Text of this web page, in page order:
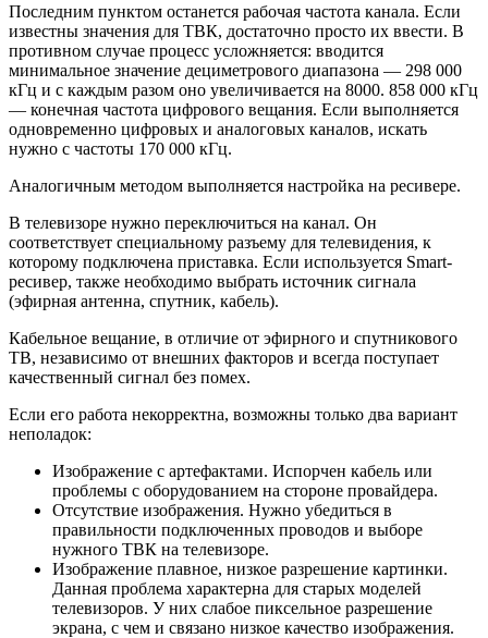
Последним пунктом останется рабочая частота канала. Если
известны значения для ТВК, достаточно просто их ввести. В
противном случае процесс усложняется: вводится
минимальное значение дециметрового диапазона — 298 000
кГц и с каждым разом оно увеличивается на 8000. 858 000 кГц
— конечная частота цифрового вещания. Если выполняется
одновременно цифровых и аналоговых каналов, искать
нужно с частоты 170 000 кГц.
Аналогичным методом выполняется настройка на ресивере.
В телевизоре нужно переключиться на канал. Он
соответствует специальному разъему для телевидения, к
которому подключена приставка. Если используется Smart-
ресивер, также необходимо выбрать источник сигнала
(эфирная антенна, спутник, кабель).
Кабельное вещание, в отличие от эфирного и спутникового
ТВ, независимо от внешних факторов и всегда поступает
качественный сигнал без помех.
Если его работа некорректна, возможны только два вариант
неполадок:
Изображение с артефактами. Испорчен кабель или
проблемы с оборудованием на стороне провайдера.
Отсутствие изображения. Нужно убедиться в
правильности подключенных проводов и выборе
нужного ТВК на телевизоре.
Изображение плавное, низкое разрешение картинки.
Данная проблема характерна для старых моделей
телевизоров. У них слабое пиксельное разрешение
экрана, с чем и связано низкое качество изображения.